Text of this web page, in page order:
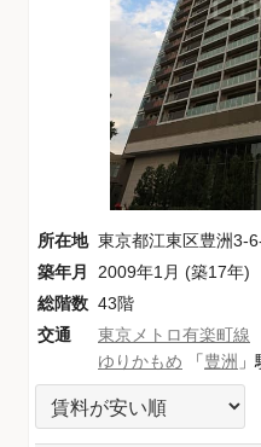
所在地 東京都江東区豊洲3-
築年月
2009年1月 (築17年)
総階数 43階
交通
東京メトロ有楽町線
ゆりかもめ 「豊洲